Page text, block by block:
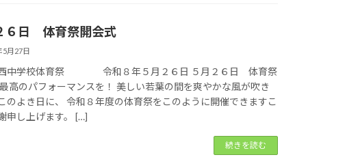
６日 体育祭開会式
5月27日
中学校体育祭 令和８年５月２６日 ５月２６日 体育祭
高のパフォーマンスを！ 美しい若葉の間を爽やかな風が吹き
のよき日に、 令和８年度の体育祭をこのように開催できますこ
申し上げます。 […]
続きを読む